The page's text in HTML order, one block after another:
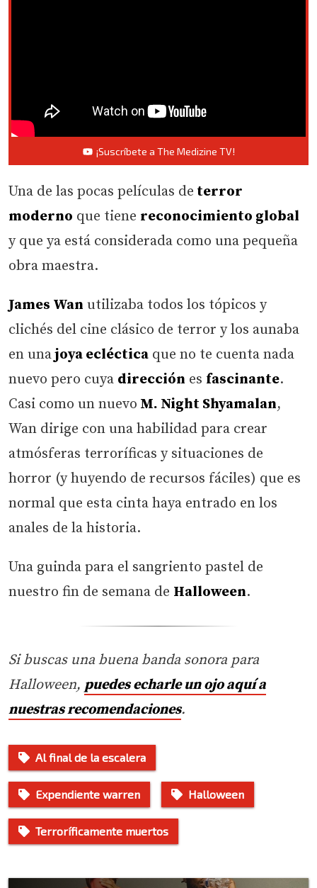
¡Suscríbete a The Medizine TV!
Una de las pocas películas de terror
moderno que tiene reconocimiento global
y que ya está considerada como una pequeña
obra maestra.
James Wan utilizaba todos los tópicos y
clichés del cine clásico de terror y los aunaba
en unajoya ecléctica que no te cuenta nada
nuevo pero cuya dirección es fascinante.
Casi como un nuevo M. Night Shyamalan,
Wan dirige con una habilidad para crear
atmósferas terroríficas y situaciones de
horror (y huyendo de recursos fáciles) que es
normal que esta cinta haya entrado en los
anales de la historia.
Una guinda para el sangriento pastel de
nuestro fin de semana de Halloween.
Si buscas una buena banda sonora para
Halloween, puedes echarle un ojo aquí a
nuestras recomendaciones.
Al final de la escalera
Expendiente warren Halloween
Terroríficamente muertos